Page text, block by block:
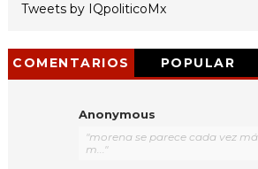
Tweets by IQpoliticoMx
COMENTARIOS POPULAR
Anonymous
"morena se parece cada vez
m..."